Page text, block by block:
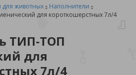
для животных
Наполнители
для короткошерстных 7л/4
ТИП-ТОП
для
7л/4